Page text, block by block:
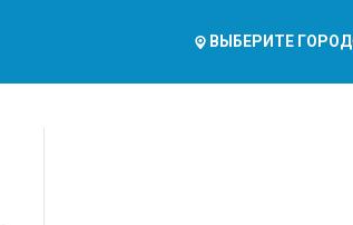
ВЫБЕРИТЕ ГОРОД